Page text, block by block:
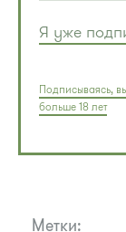
Я уже
Подписываясь,
больше 18 лет
Метки: